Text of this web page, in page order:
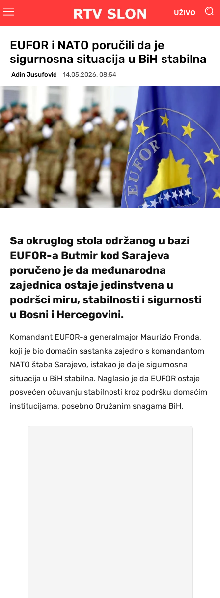
UŽIVO
EUFOR i NATO poručili da je
sigurnosna situacija u BiH stabilna
Adin Jusufović 14.05.2026. 08:54
Sa okruglog stola održanog u bazi
EUFOR-a Butmir kod Sarajeva
poručeno je da međunarodna
zajednica ostaje jedinstvena u
podršci miru, stabilnosti i sigurnosti
u Bosni i Hercegovini.
Komandant EUFOR-a generalmajor Maurizio Fronda,
koji je bio domaćin sastanka zajedno s komandantom
NATO štaba Sarajevo, istakao je da je sigurnosna
situacija u BiH stabilna. Naglasio je da EUFOR ostaje
posvećen očuvanju stabilnosti kroz podršku domaćim
institucijama, posebno Oružanim snagama BiH.